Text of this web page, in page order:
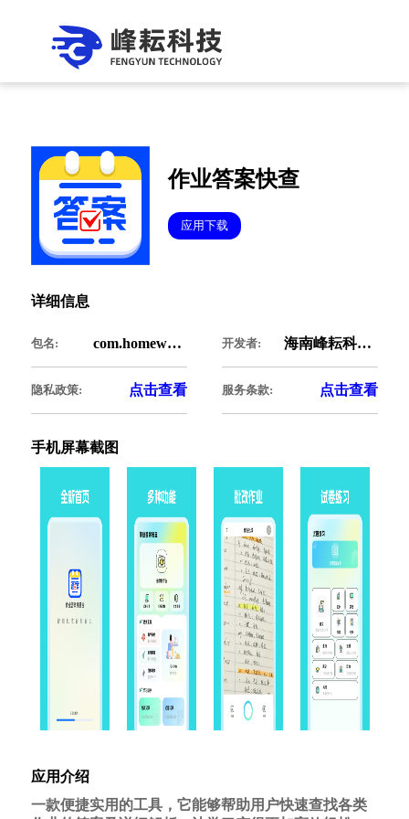
作业答案快查
应用下载
详细信息
包名: com.homework.quick
隐私政策: 点击查看
开发者: 海南峰耘科技有限公司
服务条款: 点击查看
手机屏幕截图
应用介绍
一款便捷实用的工具，它能够帮助用户快速查找各类